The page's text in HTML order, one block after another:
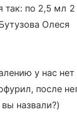
так: по 2,5 мл 2
Олеся
у нас нет
после
назвали?)